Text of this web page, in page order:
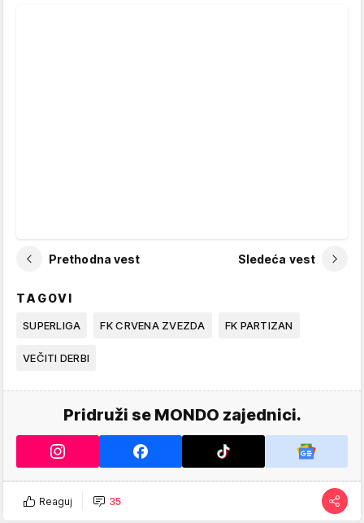
Prethodna vest Sledeća vest
TAGOVI
SUPERLIGA FK CRVENA ZVEZDA FK PARTIZAN
VEČITI DERBI
Pridruži se MONDO zajednici.
Reaguj 35